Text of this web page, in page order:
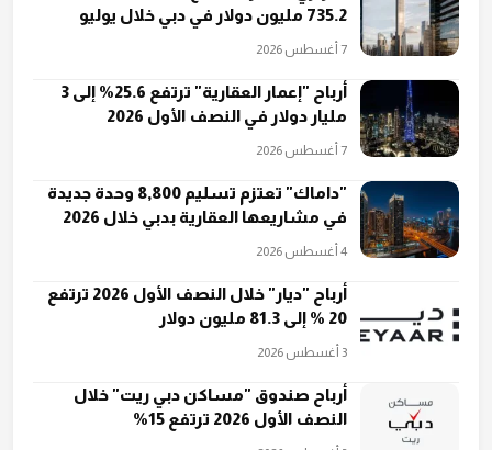
735.2 مليون دولار في دبي خلال يوليو
7 أغسطس 2026
أرباح "إعمار العقارية" ترتفع 25.6% إلى 3
مليار دولار في النصف الأول 2026
7 أغسطس 2026
"داماك" تعتزم تسليم 8,800 وحدة جديدة
في مشاريعها العقارية بدبي خلال 2026
4 أغسطس 2026
أرباح "ديار" خلال النصف الأول 2026 ترتفع
20 % إلى 81.3 مليون دولار
3 أغسطس 2026
أرباح صندوق "مساكن دبي ريت" خلال
النصف الأول 2026 ترتفع 15%